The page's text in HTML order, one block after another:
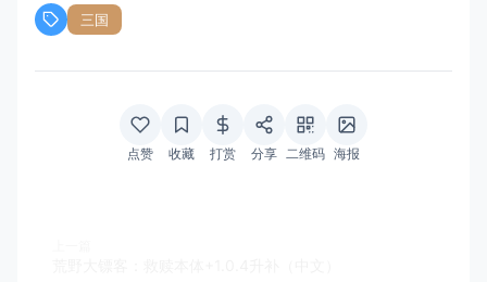
三国
点赞 收藏 打赏 分享 二维码 海报